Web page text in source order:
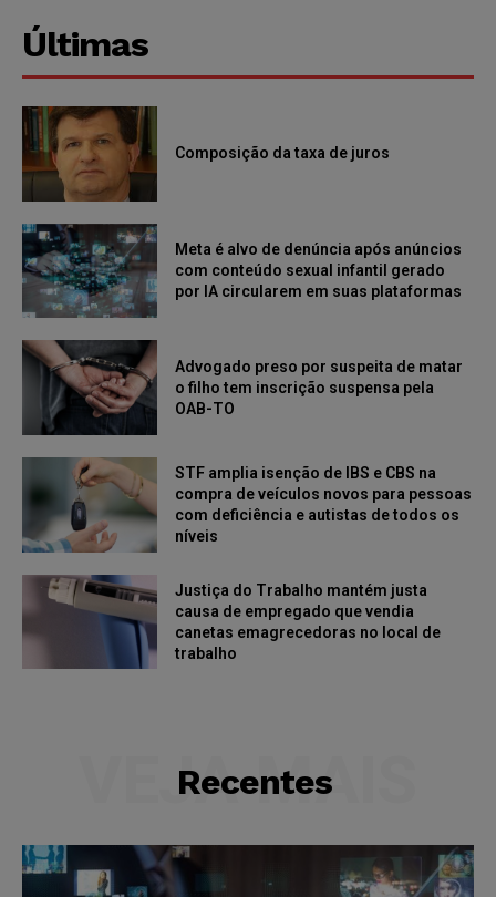
Últimas
Composição da taxa de juros
Meta é alvo de denúncia após anúncios
com conteúdo sexual infantil gerado
por IA circularem em suas plataformas
Advogado preso por suspeita de matar
o filho tem inscrição suspensa pela
OAB-TO
STF amplia isenção de IBS e CBS na
compra de veículos novos para pessoas
com deficiência e autistas de todos os
níveis
Justiça do Trabalho mantém justa
causa de empregado que vendia
canetas emagrecedoras no local de
trabalho
Recentes
VEJA MAIS